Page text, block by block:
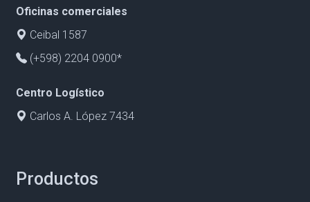
Oficinas comerciales
Ceibal 1587
(+598) 2204 0900*
Centro Logístico
Carlos A. López 7434
Productos